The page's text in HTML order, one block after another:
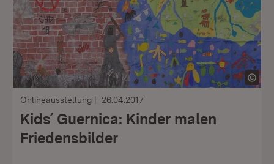
Onlineausstellung 26.04.2017
Kids´ Guernica: Kinder malen
Friedensbilder